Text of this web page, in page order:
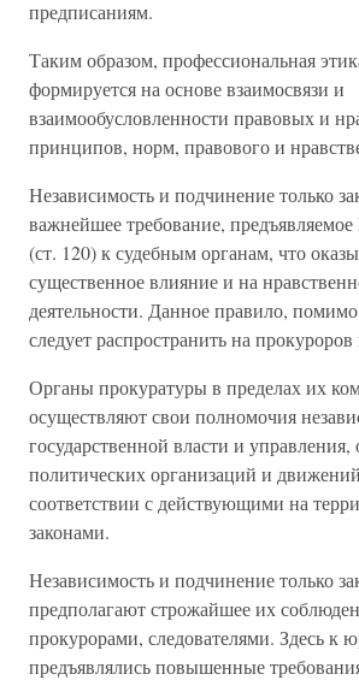
предписаниям.
Таким образом, профессиональная
формируется на основе взаимосвязи и
взаимообусловленности правовых и
принципов, норм, правового и
Независимость и подчинение только
важнейшее требование,
(ст. 120) к судебным органам, что
существенное влияние и на
деятельности. Данное правило,
следует распространить на прокуроров
Органы прокуратуры в пределах их
осуществляют свои полномочия
государственной власти и
политических организаций и
соответствии с действующими на
законами.
Независимость и подчинение только
предполагают строжайшее их
прокурорами, следователями. Здесь к
предъявлялись повышенные